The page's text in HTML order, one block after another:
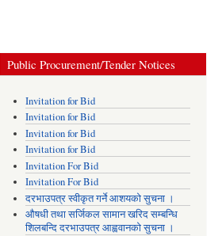
Public Procurement/Tender Notices
Invitation for Bid
Invitation for Bid
Invitation for Bid
Invitation for Bid
Invitation For Bid
Invitation For Bid
दरभाउपत्र स्वीकृत गर्ने आशयको सुचना ।
औषधी तथा सर्जिकल सामान खरिद सम्बन्धि
शिलबन्दि दरभाउपत्र आह्ववानको सुचना ।